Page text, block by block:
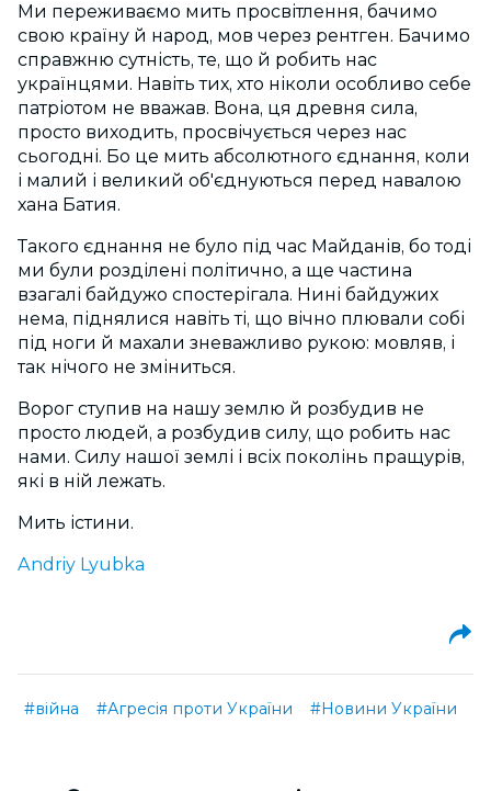
Ми переживаємо мить просвітлення, бачимо
свою країну й народ, мов через рентген. Бачимо
справжню сутність, те, що й робить нас
українцями. Навіть тих, хто ніколи особливо себе
патріотом не вважав. Вона, ця древня сила,
просто виходить, просвічується через нас
сьогодні. Бо це мить абсолютного єднання, коли
і малий і великий об'єднуються перед навалою
хана Батия.
Такого єднання не було під час Майданів, бо тоді
ми були розділені політично, а ще частина
взагалі байдужо спостерігала. Нині байдужих
нема, піднялися навіть ті, що вічно плювали собі
під ноги й махали зневажливо рукою: мовляв, і
так нічого не зміниться.
Ворог ступив на нашу землю й розбудив не
просто людей, а розбудив силу, що робить нас
нами. Силу нашої землі і всіх поколінь пращурів,
які в ній лежать.
Мить істини.
Andriy Lyubka
#війна #Агресія проти України #Новини України